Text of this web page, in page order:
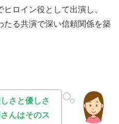
ロイン役として出演し、
たる共演で深い信頼関係を築
さと優しさ
んはそのス